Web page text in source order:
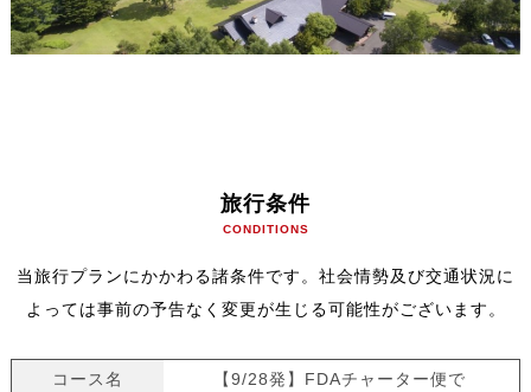
旅行条件
CONDITIONS
当旅行プランにかかわる諸条件です。社会情勢及び交通状況に
よっては事前の予告なく変更が生じる可能性がございます。
コース名
【9/28発】FDAチャーター便で